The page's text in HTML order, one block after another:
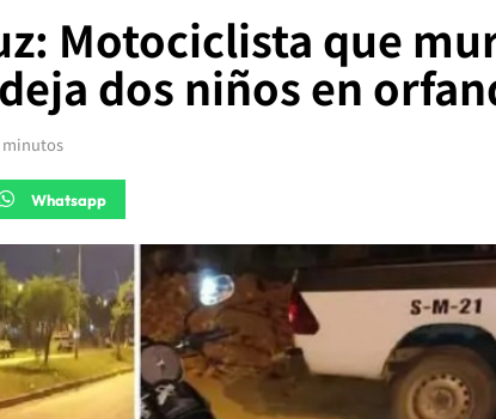
Motociclista que
dos niños en
minutos
Whatsapp